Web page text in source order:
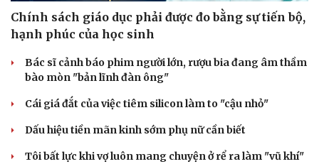
Chính sách giáo dục phải được đo bằng sự tiến bộ,
hạnh phúc của học sinh
Bác sĩ cảnh báo phim người lớn, rượu bia đang âm thầm
bào mòn "bản lĩnh đàn ông"
Cái giá đắt của việc tiêm silicon làm to "cậu nhỏ"
Dấu hiệu tiền mãn kinh sớm phụ nữ cần biết
Tôi bất lực khi vợ luôn mang chuyện ở rể ra làm "vũ khí"